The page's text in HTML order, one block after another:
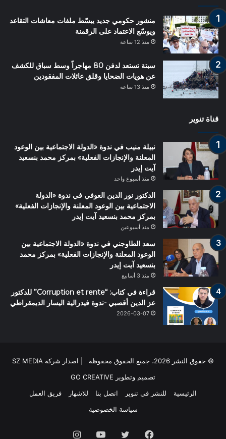
منشور حكومي جديد يبسّط ملفات معاشات التقاعد
ويوسّع الاعتماد على الرقمنة
منذ 12 ساعة
سبتة تستعد لدفن 80 مهاجراً وسط سباق للكشف
عن هويات الضحايا وقلق عائلات المفقودين
منذ 13 ساعة
قناة تنوير
نبيلة منيب في ندوة «الدولة الاجتماعية بين الوعود
المعلنة والإنجازات الفعلية» بمركز محمد بنسعيد
آيت إيدر
منذ أسبوع واحد
الدكتور نور الدين العوفي في ندوة «الدولة
الاجتماعية بين الوعود المعلنة والإنجازات الفعلية»
بمركز محمد بنسعيد آيت إيدر
منذ أسبوعين
سعد الطاوجني في ندوة «الدولة الاجتماعية بين
الوعود المعلنة والإنجازات الفعلية» بمركز محمد
بنسعيد آيت إيدر
منذ 3 أسابيع
قراءة في كتاب: “Corruption et rente” للدكتور
عز الدين أقصبي -ندوة فيدرالية اليسار الديمقراطي
2026-03-07
© حقوق النشر 2026، جميع الحقوق محفوظة | اصدار شركة SZ MEDIA
تصميم وتطوير GO CREATIVE
الرئيسية
للنشر في تنوير اتصل بنا للاشهار
فريق العمل
سياسة الخصوصية
فيسبوك تويتر يوتيوب